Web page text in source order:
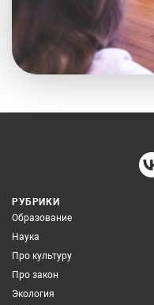
РУБРИКИ
Образование
Наука
Про культуру
Про закон
Экология